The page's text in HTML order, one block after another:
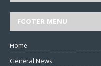
FOOTER MENU
Home
General News